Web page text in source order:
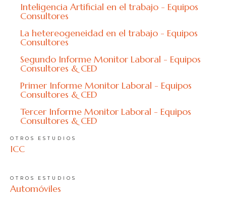
Inteligencia Artificial en el trabajo - Equipos
Consultores
La hetereogeneidad en el trabajo - Equipos
Consultores
Segundo Informe Monitor Laboral - Equipos
Consultores & CED
Primer Informe Monitor Laboral - Equipos
Consultores & CED
Tercer Informe Monitor Laboral - Equipos
Consultores & CED
OTROS ESTUDIOS
ICC
OTROS ESTUDIOS
Automóviles